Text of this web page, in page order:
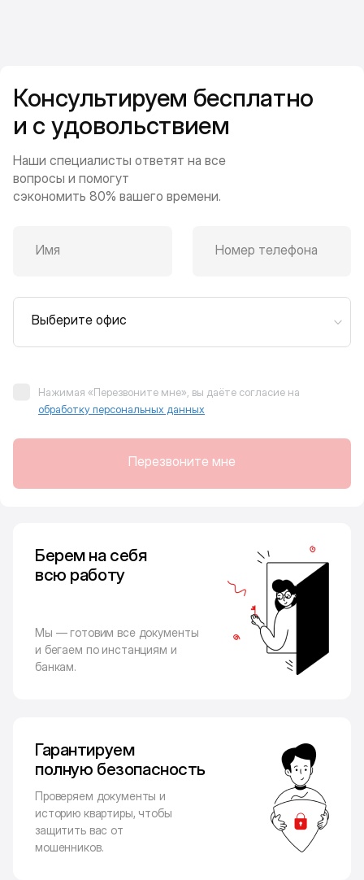
Консультируем бесплатно
и с удовольствием
Наши специалисты ответят на все
вопросы и помогут
сэкономить 80% вашего времени.
Имя Номер телефона
Выберите офис
Нажимая «Перезвоните мне», вы даёте согласие на
обработку персональных данных
Перезвоните мне
Берем на себя
всю работу
Мы — готовим все документы
и бегаем по инстанциям и
банкам.
Гарантируем
полную безопасность
Проверяем документы и
историю квартиры, чтобы
защитить вас от
мошенников.